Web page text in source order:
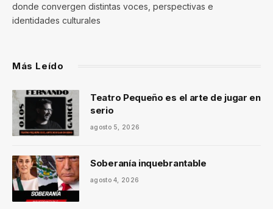
donde convergen distintas voces, perspectivas e
identidades culturales
Más Leído
Teatro Pequeño es el arte de jugar en
serio
agosto 5, 2026
Soberanía inquebrantable
agosto 4, 2026